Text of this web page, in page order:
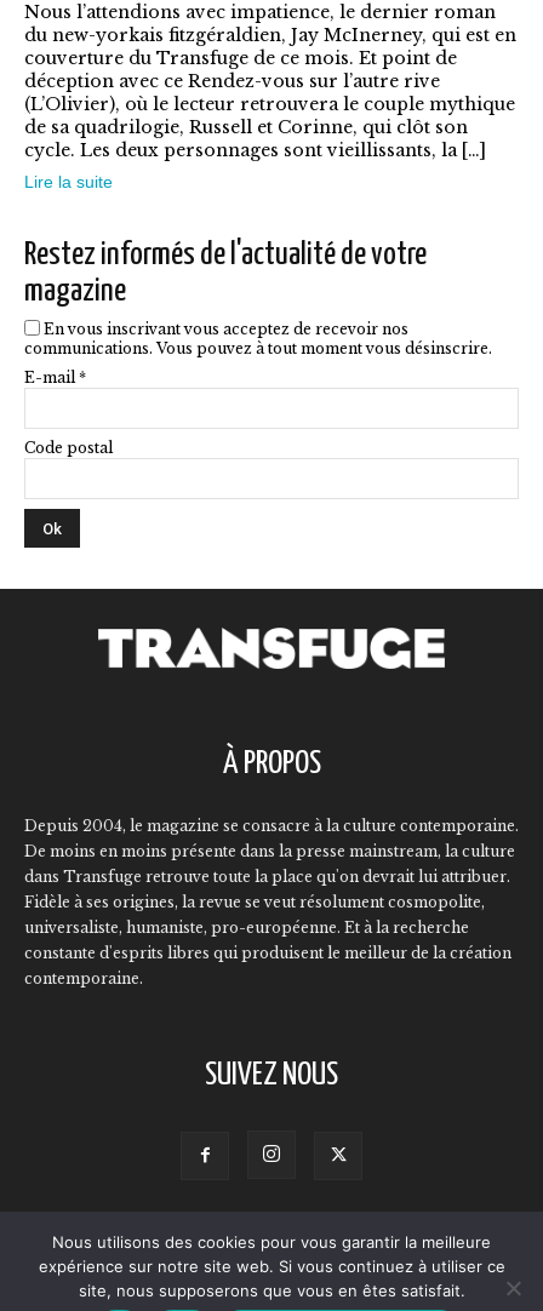
Les
options
peuvent
être
choisies
la
produit
Nous l’attendions avec impatience, le dernier roman
du new-yorkais fitzgéraldien, Jay McInerney, qui est en
couverture du Transfuge de ce mois. Et point de
déception avec ce Rendez-vous sur l’autre rive
(L’Olivier), où le lecteur retrouvera le couple mythique
de sa quadrilogie, Russell et Corinne, qui clôt son
cycle. Les deux personnages sont vieillissants, la […]
Lire la suite
Restez informés de l'actualité de votre
magazine
En vous inscrivant vous acceptez de recevoir nos
communications. Vous pouvez à tout moment vous désinscrire.
E-mail *
Code postal
À PROPOS
Depuis 2004, le magazine se consacre à la culture contemporaine.
De moins en moins présente dans la presse mainstream, la culture
dans Transfuge retrouve toute la place qu'on devrait lui attribuer.
Fidèle à ses origines, la revue se veut résolument cosmopolite,
universaliste, humaniste, pro-européenne. Et à la recherche
constante d'esprits libres qui produisent le meilleur de la création
contemporaine.
SUIVEZ NOUS
Contact Qui sommes-nous ? L’équipe
Annonceurs
Mentions légales
Politique de confidentialité
Nous utilisons des cookies pour vous garantir la meilleure
expérience sur notre site web. Si vous continuez à utiliser ce
site, nous supposerons que vous en êtes satisfait.